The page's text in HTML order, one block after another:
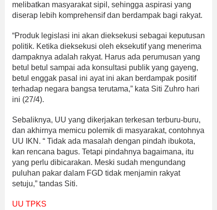
melibatkan masyarakat sipil, sehingga aspirasi yang
diserap lebih komprehensif dan berdampak bagi rakyat.
“Produk legislasi ini akan dieksekusi sebagai keputusan
politik. Ketika dieksekusi oleh eksekutif yang menerima
dampaknya adalah rakyat. Harus ada perumusan yang
betul betul sampai ada konsultasi publik yang gayeng,
betul enggak pasal ini ayat ini akan berdampak positif
terhadap negara bangsa terutama,” kata Siti Zuhro hari
ini (27/4).
Sebaliknya, UU yang dikerjakan terkesan terburu-buru,
dan akhirnya memicu polemik di masyarakat, contohnya
UU IKN. “ Tidak ada masalah dengan pindah ibukota,
kan rencana bagus. Tetapi pindahnya bagaimana, itu
yang perlu dibicarakan. Meski sudah mengundang
puluhan pakar dalam FGD tidak menjamin rakyat
setuju,” tandas Siti.
UU TPKS